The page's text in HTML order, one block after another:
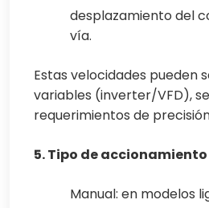
desplazamiento del
vía.
Estas velocidades pueden
variables (inverter/VFD),
requerimientos de
5. Tipo de accionamiento
Manual: en modelos